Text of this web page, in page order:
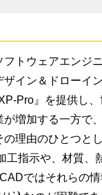
トウェアエンジ
イン＆ドローイ
Pro』を提供し
増加する一方で
理由のひとつと
指示や、材質、
ではそれらの